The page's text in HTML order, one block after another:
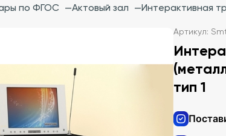
по ФГОС —Актовый зал —Интерактивная
Артикул:
тип 1